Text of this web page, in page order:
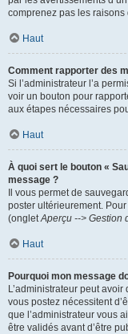
comprenez pas les raisons
Haut
Comment rapporter des
Si l’administrateur l’a
voir un bouton pour
aux étapes nécessaires
Haut
À quoi sert le bouton «
message ?
Il vous permet de
poster ultérieurement.
(ongletAperçu --> Gestion
Haut
Pourquoi mon message
L’administrateur peut
vous postez nécessitent
que l’administrateur vous
être validés avant d’être